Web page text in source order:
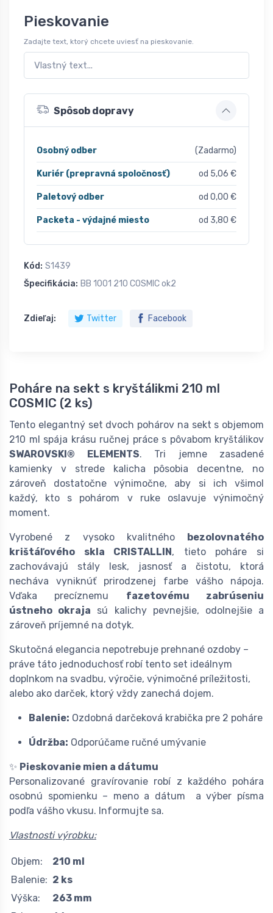
Pieskovanie
Zadajte text, ktorý chcete uviesť na pieskovanie.
Spôsob dopravy
Osobný odber (Zadarmo)
Kuriér (prepravná spoločnosť) od 5,06 €
Paletový odber od 0,00 €
Packeta - výdajné miesto od 3,80 €
Kód: S1439
Špecifikácia: BB 1001 210 COSMIC ok2
Zdieľaj: Twitter Facebook
Poháre na sekt s kryštálikmi 210 ml
COSMIC (2 ks)
Tento elegantný set dvoch pohárov na sekt s objemom
210 ml spája krásu ručnej práce s pôvabom kryštálikov
SWAROVSKI® ELEMENTS. Tri jemne zasadené
kamienky v strede kalicha pôsobia decentne, no
zároveň dostatočne výnimočne, aby si ich všimol
každý, kto s pohárom v ruke oslavuje výnimočný
moment.
Vyrobené z vysoko kvalitného
bezolovnatého
krištáľového skla CRISTALLIN , tieto poháre si
zachovávajú stály lesk, jasnosť a čistotu, ktorá
necháva vyniknúť prirodzenej farbe vášho nápoja.
Vďaka precíznemu fazetovému zabrúseniu
ústneho okraja sú kalichy pevnejšie, odolnejšie a
zároveň príjemné na dotyk.
Skutočná elegancia nepotrebuje prehnané ozdoby –
práve táto jednoduchosť robí tento set ideálnym
doplnkom na svadbu, výročie, výnimočné príležitosti,
alebo ako darček, ktorý vždy zanechá dojem.
Balenie: Ozdobná darčeková krabička pre 2 poháre
Údržba: Odporúčame ručné umývanie
✨ Pieskovanie mien a dátumu
Personalizované gravírovanie robí z každého pohára
osobnú spomienku – meno a dátum a výber písma
podľa vášho vkusu. Informujte sa.
Vlastnosti výrobku:
Objem:
210 ml
Balenie: 2 ks
Výška:
263 mm